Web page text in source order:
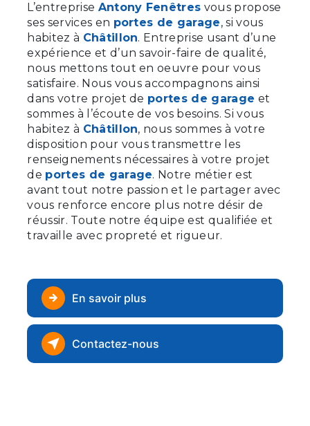
L’entreprise Antony Fenêtres vous propose
ses services en portes de garage, si vous
habitez à Châtillon. Entreprise usant d’une
expérience et d’un savoir-faire de qualité,
nous mettons tout en oeuvre pour vous
satisfaire. Nous vous accompagnons ainsi
dans votre projet de portes de garage et
sommes à l’écoute de vos besoins. Si vous
habitez à Châtillon, nous sommes à votre
disposition pour vous transmettre les
renseignements nécessaires à votre projet
de portes de garage. Notre métier est
avant tout notre passion et le partager avec
vous renforce encore plus notre désir de
réussir. Toute notre équipe est qualifiée et
travaille avec propreté et rigueur.
En savoir plus
Contactez-nous